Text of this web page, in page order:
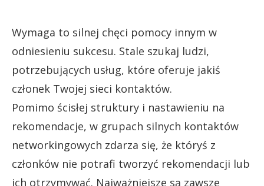
Wymaga to silnej chęci pomocy innym w
odniesieniu sukcesu. Stale szukaj ludzi,
potrzebujących usług, które oferuje jakiś
członek Twojej sieci kontaktów.
Pomimo ścisłej struktury i nastawieniu na
rekomendacje, w grupach silnych kontaktów
networkingowych zdarza się, że któryś z
członków nie potrafi tworzyć rekomendacji lub
ich otrzymywać. Najważniejsze są zawsze